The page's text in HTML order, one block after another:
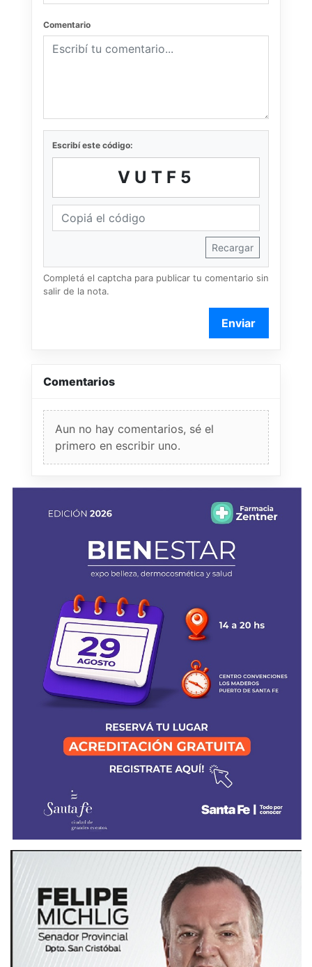
Comentario
Escribí este código:
VUTF5
Recargar
Completá el captcha para publicar tu comentario sin
salir de la nota.
Enviar
Comentarios
Aun no hay comentarios, sé el
primero en escribir uno.